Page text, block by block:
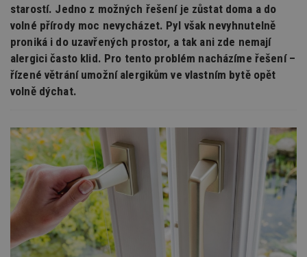
starostí. Jedno z možných řešení je zůstat doma a do
volné přírody moc nevycházet. Pyl však nevyhnutelně
proniká i do uzavřených prostor, a tak ani zde nemají
alergici často klid. Pro tento problém nacházíme řešení –
řízené větrání umožní alergikům ve vlastním bytě opět
volně dýchat.